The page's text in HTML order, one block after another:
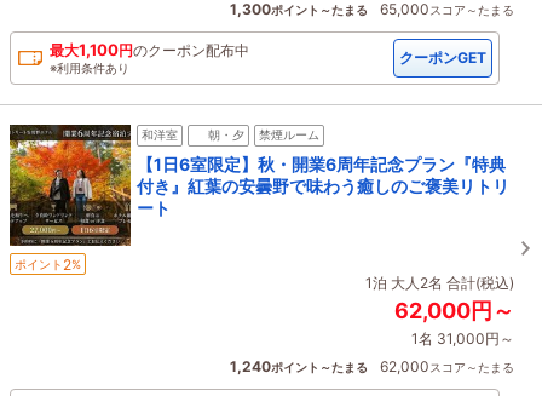
1,300ポイント～たまる 65,000スコア～たまる
最大1,100円のクーポン配布中
※利用条件あり
クーポンGET
和洋室 朝・夕 禁煙ルーム
【1日6室限定】秋・開業6周年記念プラン『特典
付き』紅葉の安曇野で味わう癒しのご褒美リトリ
ート
ポイント 2%
1泊 大人2名 合計(税込)
62,000円～
1名 31,000円～
1,240ポイント～たまる 62,000スコア～たまる